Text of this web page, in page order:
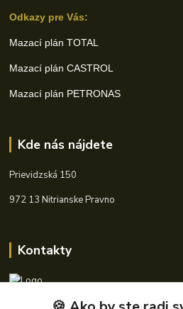
Odkazy pre Vás:
Mazací plán TOTAL
Mazací plán CASTROL
Mazací plán PETRONAS
Kde nás nájdete
Prievidzská 150
972 13 Nitrianske Pravno
Kontakty